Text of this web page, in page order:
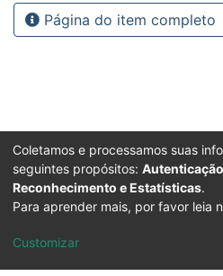
Página do item completo
Coletamos e processamos suas
seguintes propósitos:
Reconhecimento e Estatísticas.
Para aprender mais, por favor leia
Customizar